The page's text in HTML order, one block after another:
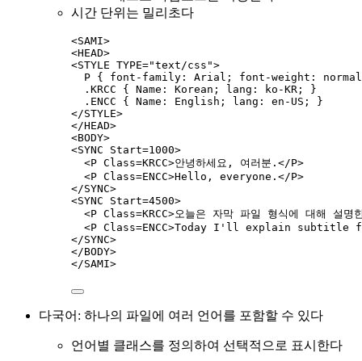
시간 단위는 밀리초다
<SAMI>
<HEAD>
<STYLE TYPE="text/css">
P { font-family: Arial; font-weight:
.KRCC { Name: Korean; lang: ko-KR; }
.ENCC { Name: English; lang: en-US; }
</STYLE>
</HEAD>
<BODY>
<SYNC Start=1000>
<P Class=KRCC>안녕하세요, 여러분.</P>
<P Class=ENCC>Hello, everyone.</P>
</SYNC>
<SYNC Start=4500>
<P Class=KRCC>오늘은 자막 파일 형식에 대해 설명
<P Class=ENCC>Today I'll explain subtitle
</SYNC>
</BODY>
</SAMI>
다국어: 하나의 파일에 여러 언어를 포함할 수 있다
언어별 클래스를 정의하여 선택적으로 표시한다